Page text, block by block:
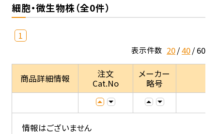
細胞・微生物株（全0件）
1
表示件数 20 40 60
商品詳細情報
注文
Cat.No
メーカー
略号
情報はございません